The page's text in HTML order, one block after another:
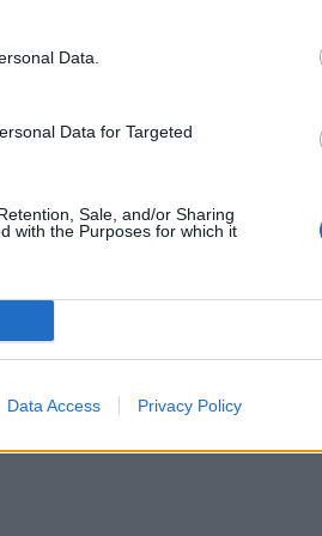
Data.
Data for Targeted
Sale, and/or Sharing
with the Purposes for which it
Data Access Privacy Policy